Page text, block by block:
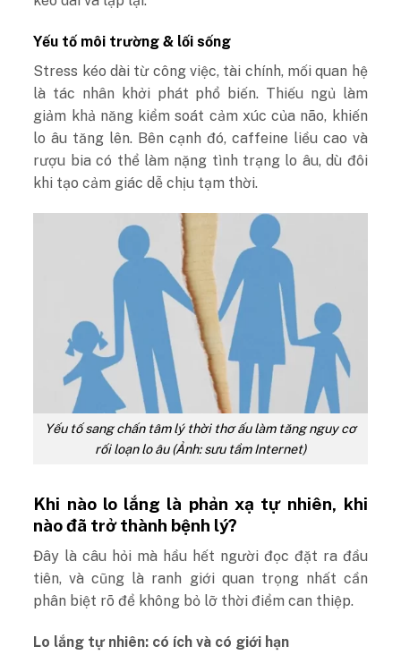
Yếu tố môi trường & lối sống
Stress kéo dài từ công việc, tài chính, mối quan hệ
là tác nhân khởi phát phổ biến. Thiếu ngủ làm
giảm khả năng kiểm soát cảm xúc của não, khiến
lo âu tăng lên. Bên cạnh đó, caffeine liều cao và
rượu bia có thể làm nặng tình trạng lo âu, dù đôi
khi tạo cảm giác dễ chịu tạm thời.
Yếu tố sang chấn tâm lý thời thơ ấu làm tăng nguy cơ
rối loạn lo âu (Ảnh: sưu tầm Internet)
Khi nào lo lắng là phản xạ tự nhiên, khi
nào đã trở thành bệnh lý?
Đây là câu hỏi mà hầu hết người đọc đặt ra đầu
tiên, và cũng là ranh giới quan trọng nhất cần
phân biệt rõ để không bỏ lỡ thời điểm can thiệp.
Lo lắng tự nhiên: có ích và có giới hạn